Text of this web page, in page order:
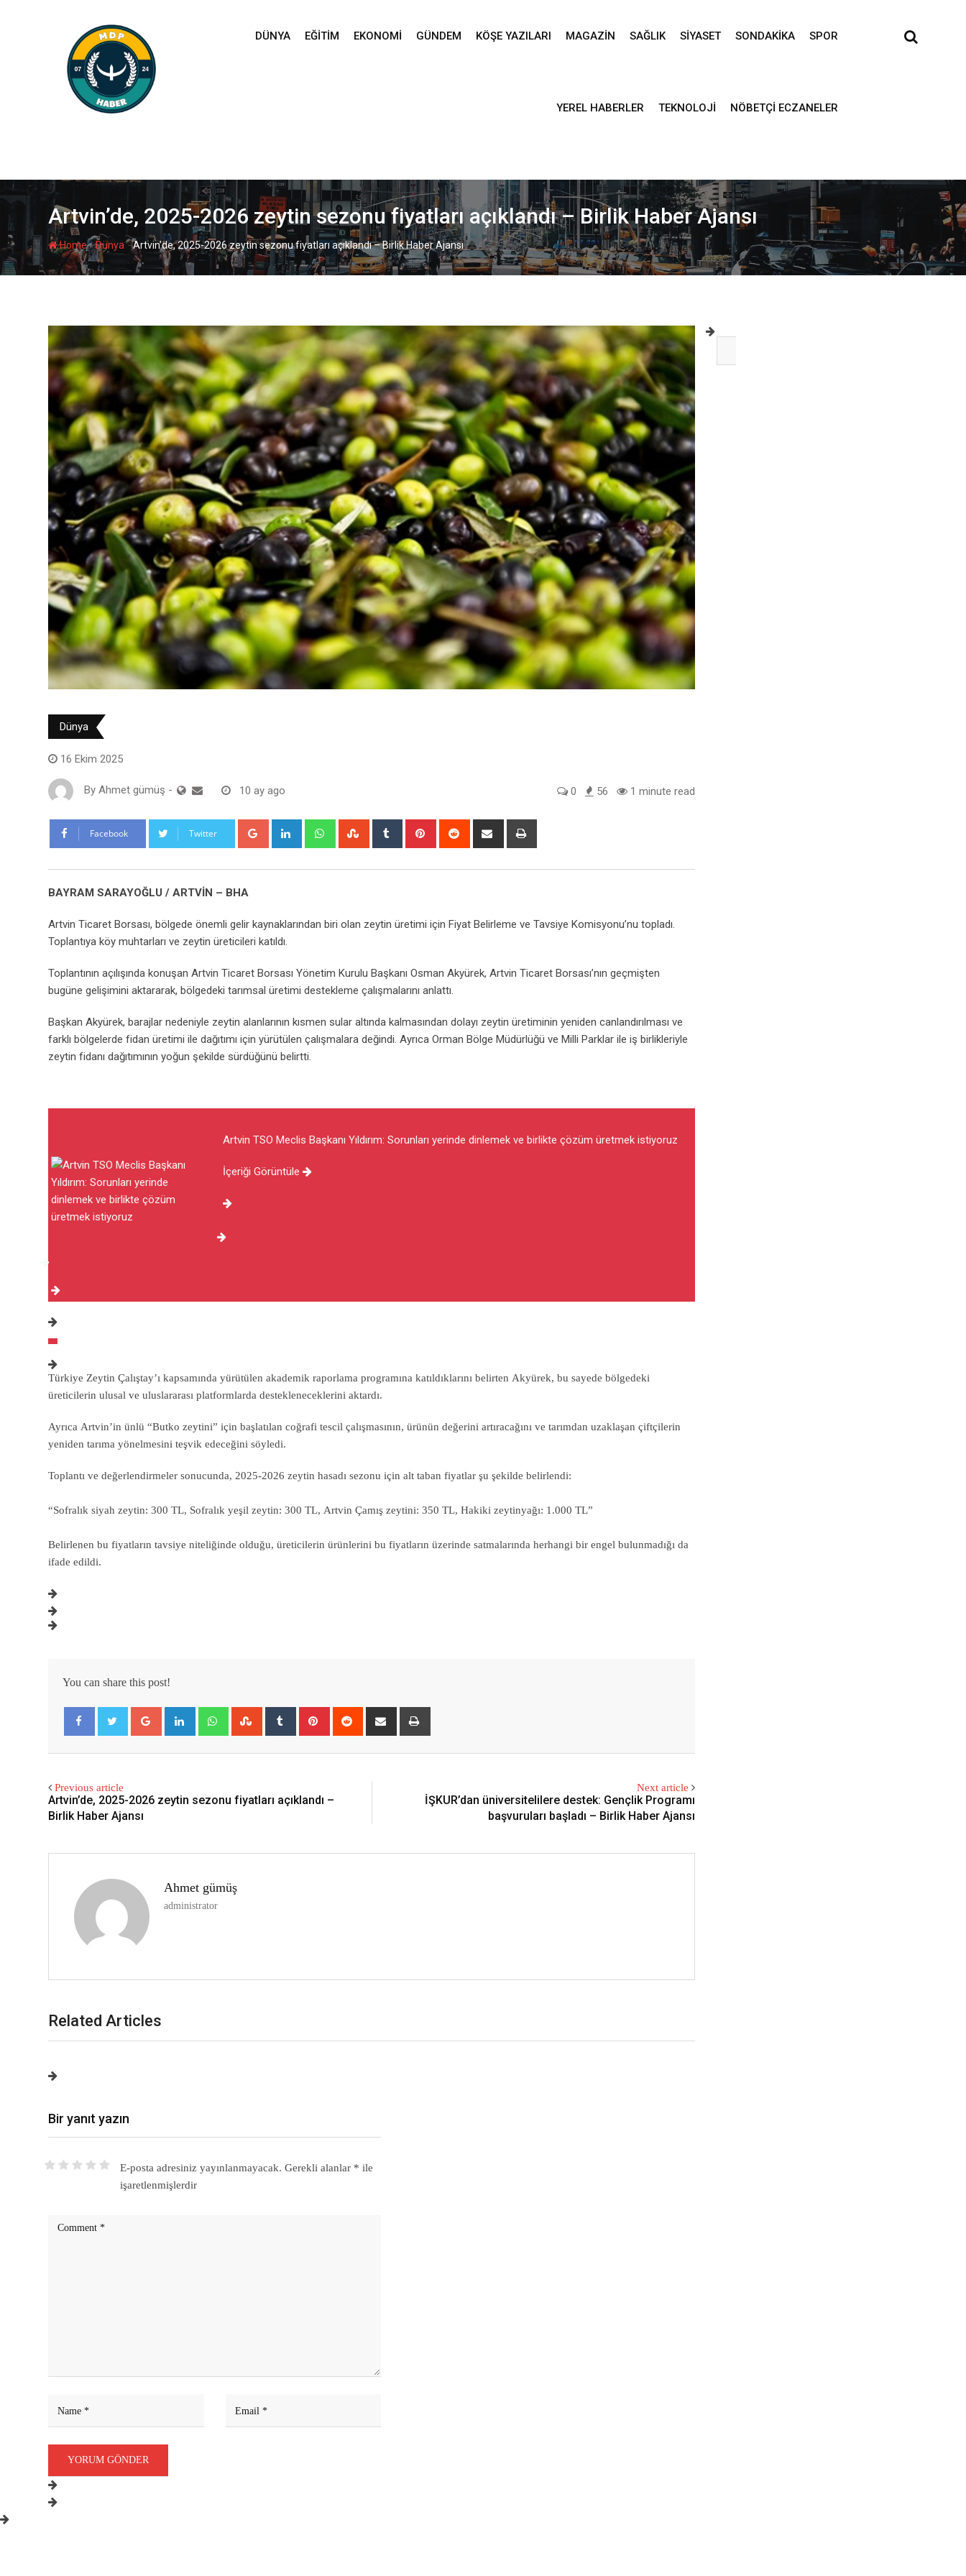
DÜNYA EĞITIM EKONOMI GÜNDEM KÖŞE YAZILARI MAGAZIN SAĞLIK SIYASET SONDAKIKA SPOR
YEREL HABERLER TEKNOLOJI NÖBETÇI ECZANELER
Artvin’de, 2025-2026 zeytin sezonu fiyatları açıklandı – Birlik Haber Ajansı
Home-Dünya-Artvin’de, 2025-2026 zeytin sezonu fiyatları açıklandı – Birlik Haber Ajansı
Dünya
16 Ekim 2025
By Ahmet gümüş - 10 ay ago 0 56 1 minute read
Facebook Twitter Google+ LinkedIn WhatsappStumbleUpon
Tumblr Pinterest Reddit
Share
BAYRAM SARAYOĞLU / ARTVİN – BHA
Artvin Ticaret Borsası, bölgede önemli gelir kaynaklarından biri olan zeytin üretimi için Fiyat Belirleme ve Tavsiye Komisyonu’nu topladı.
Toplantıya köy muhtarları ve zeytin üreticileri katıldı.
Toplantının açılışında konuşan Artvin Ticaret Borsası Yönetim Kurulu Başkanı Osman Akyürek, Artvin Ticaret Borsası’nın geçmişten
bugüne gelişimini aktararak, bölgedeki tarımsal üretimi destekleme çalışmalarını anlattı.
Başkan Akyürek, barajlar nedeniyle zeytin alanlarının kısmen sular altında kalmasından dolayı zeytin üretiminin yeniden canlandırılması ve
farklı bölgelerde fidan üretimi ile dağıtımı için yürütülen çalışmalara değindi. Ayrıca Orman Bölge Müdürlüğü ve Milli Parklar ile iş birlikleriyle
zeytin fidanı dağıtımının yoğun şekilde sürdüğünü belirtti.
Artvin TSO Meclis Başkanı Yıldırım: Sorunları yerinde dinlemek ve birlikte çözüm üretmek istiyoruz
İçeriği Görüntüle
Türkiye Zeytin Çalıştay’ı kapsamında yürütülen akademik raporlama programına katıldıklarını belirten Akyürek, bu sayede bölgedeki
üreticilerin ulusal ve uluslararası platformlarda destekleneceklerini aktardı.
Ayrıca Artvin’in ünlü “Butko zeytini” için başlatılan coğrafi tescil çalışmasının, ürünün değerini artıracağını ve tarımdan uzaklaşan çiftçilerin
yeniden tarıma yönelmesini teşvik edeceğini söyledi.
Toplantı ve değerlendirmeler sonucunda, 2025-2026 zeytin hasadı sezonu için alt taban fiyatlar şu şekilde belirlendi:
“Sofralık siyah zeytin: 300 TL, Sofralık yeşil zeytin: 300 TL, Artvin Çamış zeytini: 350 TL, Hakiki zeytinyağı: 1.000 TL”
Belirlenen bu fiyatların tavsiye niteliğinde olduğu, üreticilerin ürünlerini bu fiyatların üzerinde satmalarında herhangi bir engel bulunmadığı da
ifade edildi.
You can share this post!
Email
Previous article
Artvin’de, 2025-2026 zeytin sezonu fiyatları açıklandı –
Birlik Haber Ajansı
Next article
İŞKUR’dan üniversitelilere destek: Gençlik Programı
başvuruları başladı – Birlik Haber Ajansı
Ahmet gümüş
administrator
Related Articles
Bir yanıt yazın
E-posta adresiniz yayınlanmayacak. Gerekli alanlar * ile
işaretlenmişlerdir